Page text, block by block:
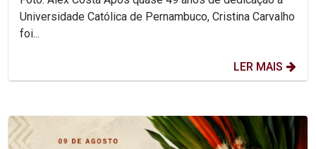
Universidade Católica de Pernambuco, Cristina Carvalho
foi...
LER MAIS